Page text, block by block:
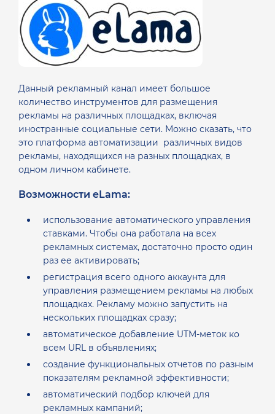
Данный рекламный канал имеет большое
количество инструментов для размещения
рекламы на различных площадках, включая
иностранные социальные сети. Можно сказать, что
это платформа автоматизации различных видов
рекламы, находящихся на разных площадках, в
одном личном кабинете.
Возможности eLama:
использование автоматического управления
ставками. Чтобы она работала на всех
рекламных системах, достаточно просто один
раз ее активировать;
регистрация всего одного аккаунта для
управления размещением рекламы на любых
площадках. Рекламу можно запустить на
нескольких площадках сразу;
автоматическое добавление UTM-меток ко
всем URL в объявлениях;
создание функциональных отчетов по разным
показателям рекламной эффективности;
автоматический подбор ключей для
рекламных кампаний;